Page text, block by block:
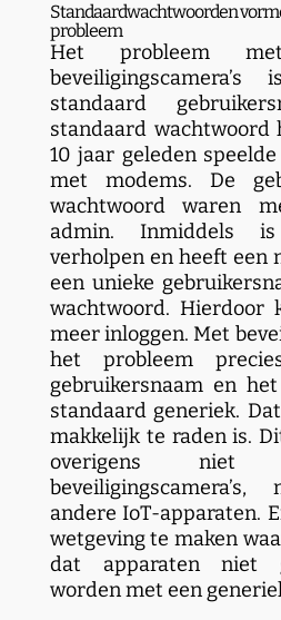
Standaardwachtwoorden
probleem
Het probleem
standaard
standaard wachtwoord
10 jaar geleden
met modems. De
wachtwoord waren
admin. Inmiddels
verholpen en heeft een
een unieke
wachtwoord. Hierdoor
meer inloggen. Met
het probleem
gebruikersnaam en
standaard generiek.
makkelijk te raden is.
overigens niet
andere IoT-apparaten.
wetgeving te maken
dat apparaten niet
worden met een